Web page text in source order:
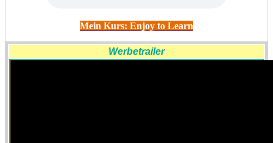
Mein Kurs: Enjoy to Learn
Werbetrailer